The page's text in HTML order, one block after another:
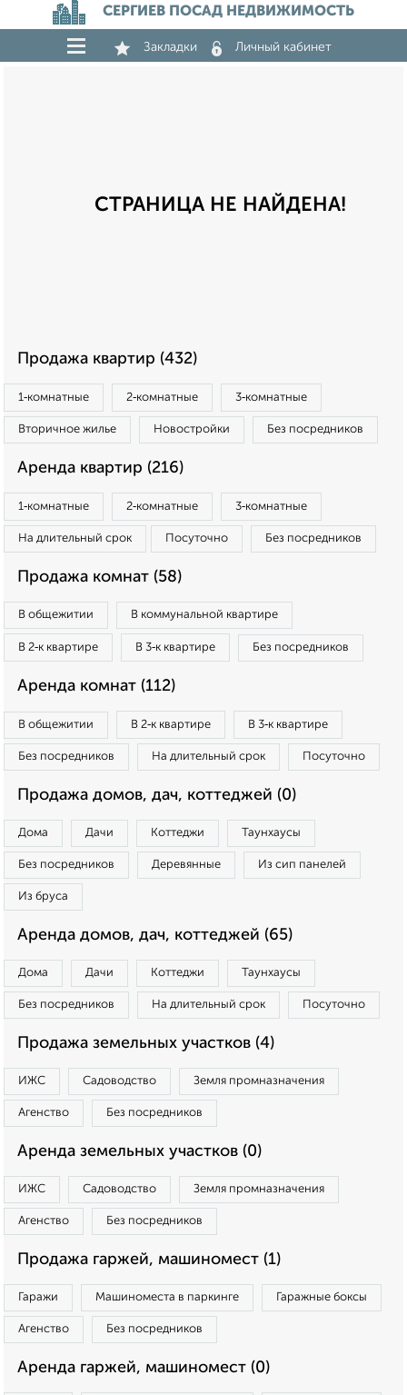
СЕРГИЕВ ПОСАД НЕДВИЖИМОСТЬ
Закладки Личный кабинет
СТРАНИЦА НЕ НАЙДЕНА!
Продажа квартир (432)
1‑комнатные 2‑комнатные 3‑комнатные
Вторичное жилье Новостройки Без посредников
Аренда квартир (216)
1‑комнатные 2‑комнатные 3‑комнатные
На длительный срок Посуточно Без посредников
Продажа комнат (58)
В общежитии В коммунальной квартире
В 2‑к квартире В 3‑к квартире Без посредников
Аренда комнат (112)
В общежитии В 2‑к квартире В 3‑к квартире
Без посредников На длительный срок Посуточно
Продажа домов, дач, коттеджей (0)
Дома Дачи Коттеджи Таунхаусы
Без посредников Деревянные Из сип панелей
Из бруса
Аренда домов, дач, коттеджей (65)
Дома Дачи Коттеджи Таунхаусы
Без посредников На длительный срок Посуточно
Продажа земельных участков (4)
ИЖС Садоводство Земля промназначения
Агенство Без посредников
Аренда земельных участков (0)
ИЖС Садоводство Земля промназначения
Агенство Без посредников
Продажа гаржей, машиномест (1)
Гаражи Машиноместа в паркинге Гаражные боксы
Агенство Без посредников
Аренда гаржей, машиномест (0)